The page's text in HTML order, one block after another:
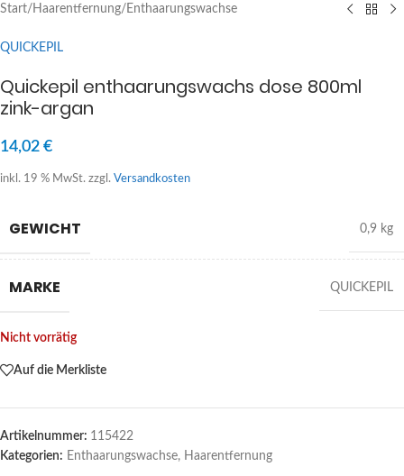
Start/ Haarentfernung/ Enthaarungswachse
QUICKEPIL
Quickepil enthaarungswachs dose 800ml
zink-argan
14,02 €
inkl. 19 % MwSt. zzgl. Versandkosten
GEWICHT 0,9 kg
MARKE QUICKEPIL
Nicht vorrätig
Auf die Merkliste
Artikelnummer: 115422
Kategorien: Enthaarungswachse, Haarentfernung